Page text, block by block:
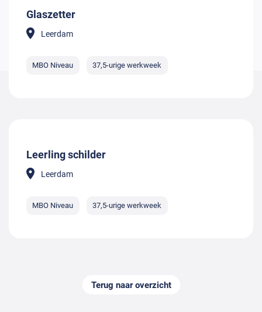
Glaszetter
Leerdam
MBO Niveau 37,5-urige werkweek
Leerling schilder
Leerdam
MBO Niveau 37,5-urige werkweek
Terug naar overzicht